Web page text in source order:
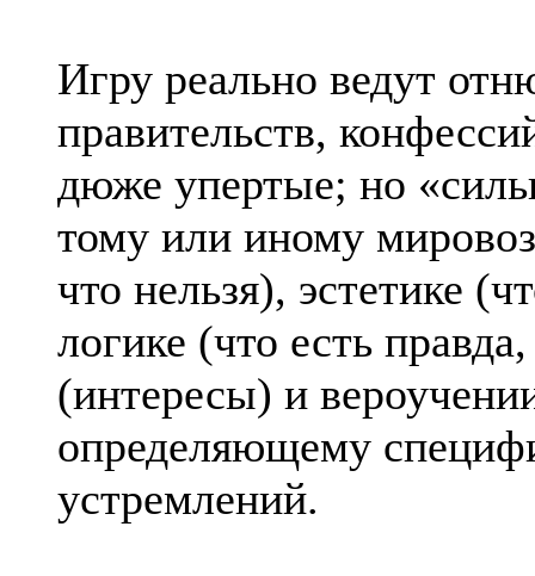
Игру реально ведут
правительств,
дюже упертые; но
тому или иному
что нельзя), эстетике
логике (что есть
(интересы) и
определяющему
устремлений.